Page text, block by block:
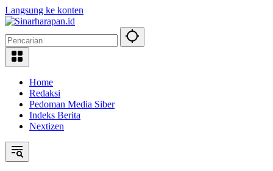
Langsung ke konten
Home
Redaksi
Pedoman Media Siber
Indeks Berita
Nextizen